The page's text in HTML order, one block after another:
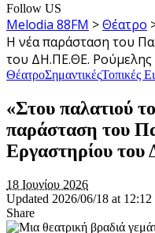
Follow US
Melodia 88FM >Θέατρο
Η νέα παράσταση του
του ΔΗ.ΠΕ.ΘΕ. Ρούμελης
ΘέατροΣημαντικέςΤοπικές
«Στου παλατιού
παράσταση του
Εργαστηρίου
18 Ιουνίου 2026
Updated 2026/06/18 at
Share